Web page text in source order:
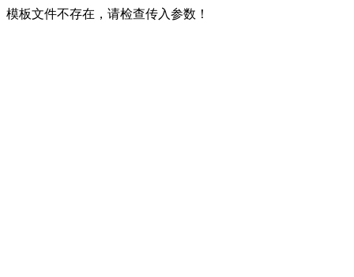
模板文件不存在，请检查传入参数！